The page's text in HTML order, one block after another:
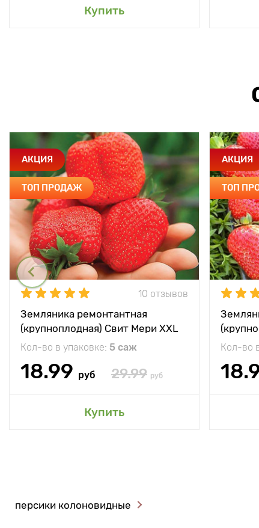
Купить
АКЦИЯ
ТОП ПРОДАЖ
10 отзывов
Земляника ремонтантная
(крупноплодная) Свит Мери XXL
Кол-во в упаковке: 5 саж
18.99 руб 29.99 руб
Купить
АКЦИЯ
ТОП
Кол-во
персики колоновидные